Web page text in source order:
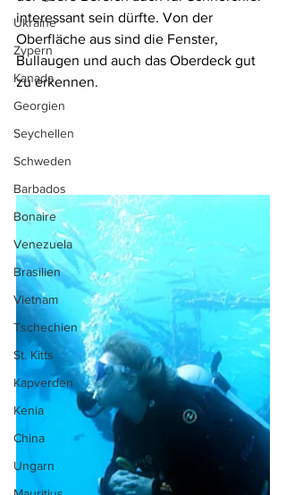
Ukraine
Zypern
Kanada
Georgien
Seychellen
Schweden
Barbados
Bonaire
Venezuela
Brasilien
Vietnam
Tschechien
St. Kitts
Kapverden
Kenia
China
Ungarn
interessant sein dürfte. Von der
Oberfläche aus sind die Fenster,
Bullaugen und auch das Oberdeck gut
zu erkennen.